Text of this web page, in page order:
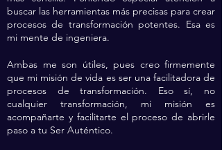
buscar las herramientas más precisas para crear
procesos de transformación potentes. Esa es
mi mente de ingeniera.
Ambas me son útiles, pues creo firmemente
que mi misión de vida es ser una facilitadora de
procesos de transformación. Eso sí, no
cualquier transformación, mi misión es
acompañarte y facilitarte el proceso de abrirle
paso a tu Ser Auténtico.